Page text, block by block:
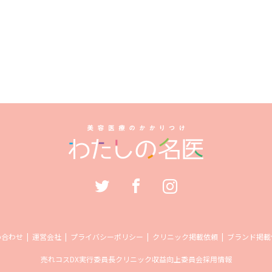
わせ 運営会社 プライバシーポリシー クリニック掲載依頼 ブランド掲
売れコスDX実行委員長クリニック収益向上委員会採用情報